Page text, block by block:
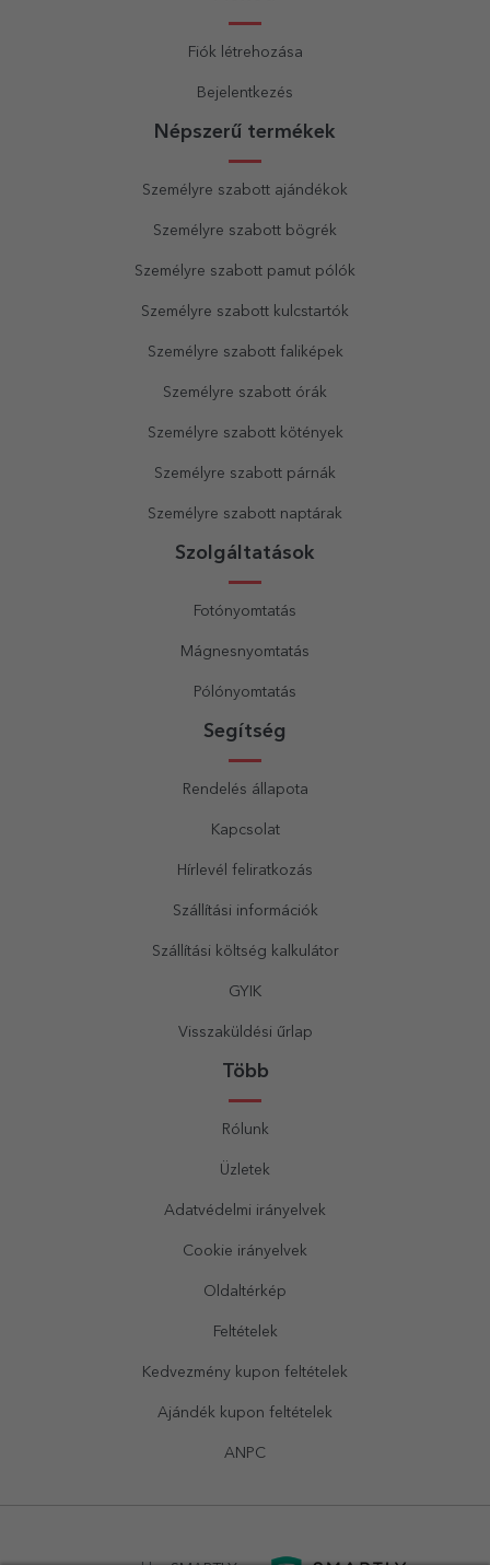
Fiók létrehozása
Bejelentkezés
Népszerű termékek
Személyre szabott ajándékok
Személyre szabott bögrék
Személyre szabott pamut pólók
Személyre szabott kulcstartók
Személyre szabott faliképek
Személyre szabott órák
Személyre szabott kötények
Személyre szabott párnák
Személyre szabott naptárak
Szolgáltatások
Fotónyomtatás
Mágnesnyomtatás
Pólónyomtatás
Segítség
Rendelés állapota
Kapcsolat
Hírlevél feliratkozás
Szállítási információk
Szállítási költség kalkulátor
GYIK
Visszaküldési űrlap
Több
Rólunk
Üzletek
Adatvédelmi irányelvek
Cookie irányelvek
Oldaltérkép
Feltételek
Kedvezmény kupon feltételek
Ajándék kupon feltételek
ANPC